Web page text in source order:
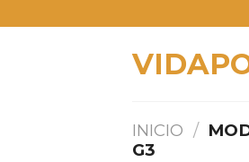
to
INICIO /
G3